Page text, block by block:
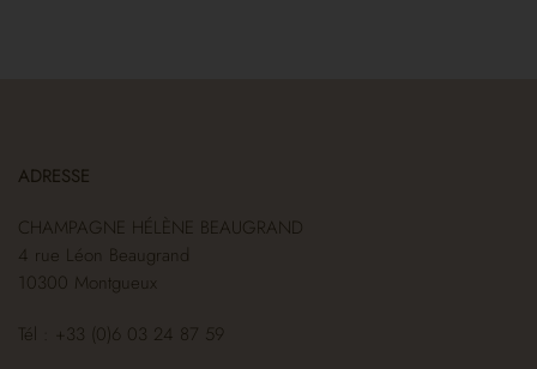
ADRESSE
CHAMPAGNE HÉLÈNE BEAUGRAND
4 rue Léon Beaugrand
10300 Montgueux
Tél : +33 (0)6 03 24 87 59